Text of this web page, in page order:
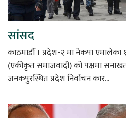
सांसद
काठमाडौँ । प्रदेश-२ मा नेकपा
(एकीकृत समाजवादी) को पक्षमा
जनकपुरस्थित प्रदेश निर्वाचन कार...